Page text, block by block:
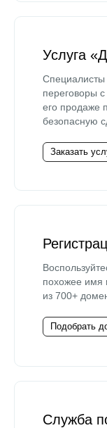
Услуга
Специалисты
переговоры
его продаже
безопасную
Заказать
похожее имя
из 700+
Подобрать
Служба